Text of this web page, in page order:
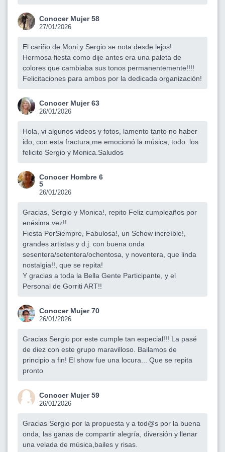
Conocer Mujer 58
27/01/2026
El cariño de Moni y Sergio se nota desde lejos!
Hermosa fiesta como dije antes era una paleta de
colores que cambiaba sus tonos permanentemente!!!!
Felicitaciones para ambos por la dedicada organización!
Conocer Mujer 63
26/01/2026
Hola, vi algunos videos y fotos, lamento tanto no haber
ido, con esta fractura,me emocionó la música, todo .los
felicito Sergio y Monica.Saludos
Conocer Hombre 6
5
26/01/2026
Gracias, Sergio y Monica!, repito Feliz cumpleaños por
enésima vez!!
Fiesta PorSiempre, Fabulosa!, un Schow increíble!,
grandes artistas y d.j. con buena onda
sesentera/setentera/ochentosa, y noventera, que linda
nostalgia!!, que se repita!
Y gracias a toda la Bella Gente Participante, y el
Personal de Gorriti ART!!
Conocer Mujer 70
26/01/2026
Gracias Sergio por este cumple tan especial!!! La pasé
de diez con este grupo maravilloso. Bailamos de
principio a fin! El show fue una locura... Que se repita
pronto
Conocer Mujer 59
26/01/2026
Gracias Sergio por la propuesta y a tod@s por la buena
onda, las ganas de compartir alegría, diversión y llenar
una velada de música,bailes y risas.